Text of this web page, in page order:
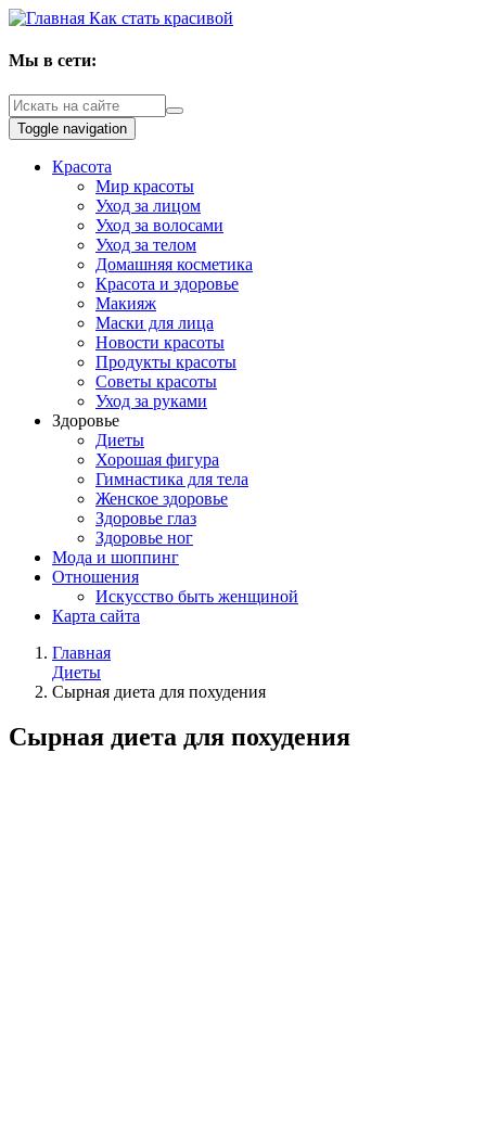
Как стать красивой
Мы в сети:
Toggle navigation
Красота
Мир красоты
Уход за лицом
Уход за волосами
Уход за телом
Домашняя косметика
Красота и здоровье
Макияж
Маски для лица
Новости красоты
Продукты красоты
Советы красоты
Уход за руками
Здоровье
Диеты
Хорошая фигура
Гимнастика для тела
Женское здоровье
Здоровье глаз
Здоровье ног
Мода и шоппинг
Отношения
Искусство быть женщиной
Карта сайта
Главная
Диеты
Сырная диета для похудения
Сырная диета для похудения